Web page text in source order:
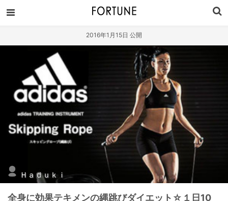
2016年1月15日 公開
Ｈａｄｕｋｉ
全身に効果テキメンの縄跳びダイエット☆１日10